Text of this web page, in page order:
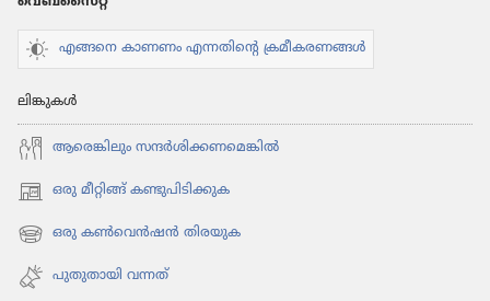
എങ്ങനെ കാണണം എന്നതിന്റെ ക്രമീകരണങ്ങൾ
ലിങ്കുകൾ
ആരെങ്കി​ലും സന്ദർശി​ക്ക​ണ​മെ​ങ്കിൽ
ഒരു മീറ്റിങ്ങ് കണ്ടുപിടിക്കുക
(പുതിയ
പേജ്
തുറക്കുക)
ഒരു കൺവെൻഷൻ തിരയുക
(പുതിയ
പേജ്
തുറക്കുക)
പുതുതായി വന്നത്‌